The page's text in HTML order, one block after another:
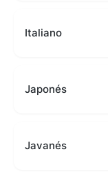
Italiano
Japonés
Javanés